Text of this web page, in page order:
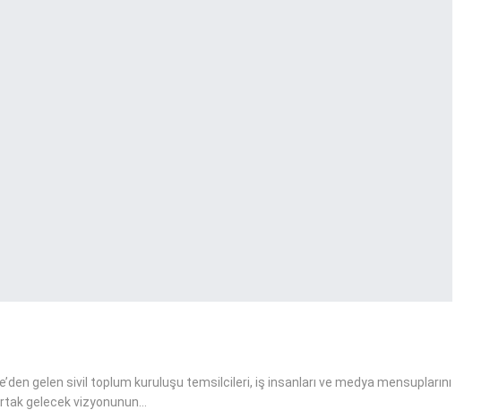
gelen sivil toplum kuruluşu temsilcileri, iş insanları ve medya mensuplarını
gelecek vizyonunun…